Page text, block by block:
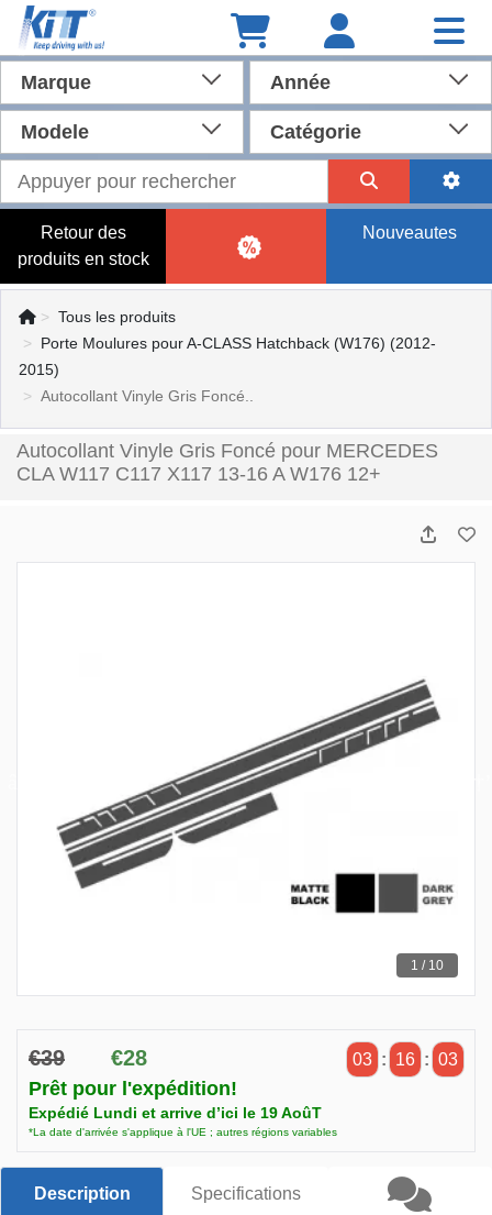
Marque Année
Modele Catégorie
Retour des
produits en stock
Nouveautes
Tous les produits
Porte Moulures pour A-CLASS Hatchback (W176) (2012-
2015)
Autocollant Vinyle Gris Foncé..
Autocollant Vinyle Gris Foncé pour MERCEDES
CLA W117 C117 X117 13-16 A W176 12+
1 / 10
€39 €28 03 : 16 : 02
Prêt pour l'expédition!
Expédié Lundi et arrive d’ici le 19 AoûT
*La date d'arrivée s'applique à l'UE ; autres régions variables
Description Specifications